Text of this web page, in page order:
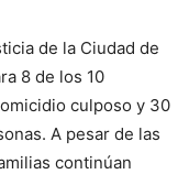
de la Ciudad de
8 de los 10
culposo y 30
A pesar de las
continúan